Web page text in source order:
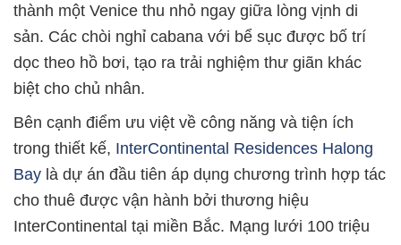
thành một Venice thu nhỏ ngay giữa lòng vịnh di
sản. Các chòi nghỉ cabana với bể sục được bố trí
dọc theo hồ bơi, tạo ra trải nghiệm thư giãn khác
biệt cho chủ nhân.
Bên cạnh điểm ưu việt về công năng và tiện ích
trong thiết kế, InterContinental Residences Halong
Bay là dự án đầu tiên áp dụng chương trình hợp tác
cho thuê được vận hành bởi thương hiệu
InterContinental tại miền Bắc. Mạng lưới 100 triệu